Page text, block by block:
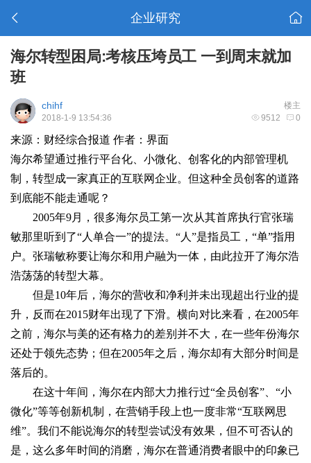
企业研究
海尔转型困局:考核压垮员工 一到周末就加
班
楼主
chihf
9512 0
2018-1-9 13:54:36
来源：财经综合报道 作者：界面
海尔希望通过推行平台化、小微化、创客化的内部管理机
制，转型成一家真正的互联网企业。但这种全员创客的道路
到底能不能走通呢？
2005年9月，很多海尔员工第一次从其首席执行官张瑞
敏那里听到了“人单合一”的提法。“人”是指员工，“单”指用
户。张瑞敏称要让海尔和用户融为一体，由此拉开了海尔浩
浩荡荡的转型大幕。
但是10年后，海尔的营收和净利并未出现超出行业的提
升，反而在2015财年出现了下滑。横向对比来看，在2005年
之前，海尔与美的还有格力的差别并不大，在一些年份海尔
还处于领先态势；但在2005年之后，海尔却有大部分时间是
落后的。
在这十年间，海尔在内部大力推行过“全员创客”、“小
微化”等等创新机制，在营销手段上也一度非常“互联网思
维”。我们不能说海尔的转型尝试没有效果，但不可否认的
是，这么多年时间的消磨，海尔在普通消费者眼中的印象已